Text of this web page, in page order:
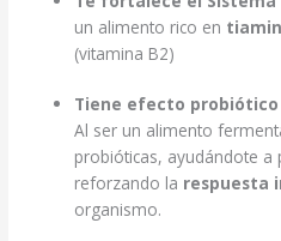
un alimento rico en
(vitamina B2)
Tiene efecto
Al ser un alimento
probióticas, ayudándote a
reforzando la respuesta
organismo.